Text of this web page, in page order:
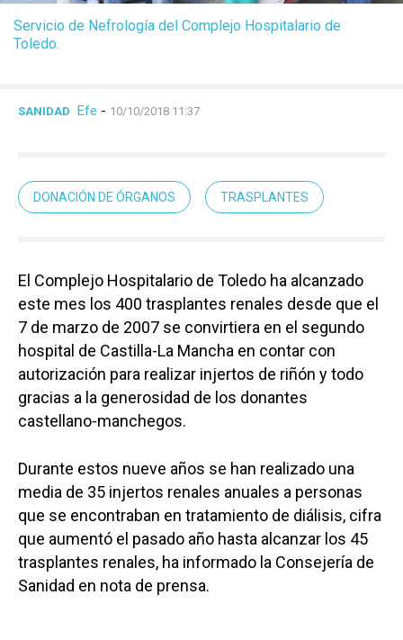
Servicio de Nefrología del Complejo Hospitalario de
Toledo.
SANIDAD Efe - 10/10/2018 11:37
DONACIÓN DE ÓRGANOS TRASPLANTES
El Complejo Hospitalario de Toledo ha alcanzado
este mes los 400 trasplantes renales desde que el
7 de marzo de 2007 se convirtiera en el segundo
hospital de Castilla-La Mancha en contar con
autorización para realizar injertos de riñón y todo
gracias a la generosidad de los donantes
castellano-manchegos.
Durante estos nueve años se han realizado una
media de 35 injertos renales anuales a personas
que se encontraban en tratamiento de diálisis, cifra
que aumentó el pasado año hasta alcanzar los 45
trasplantes renales, ha informado la Consejería de
Sanidad en nota de prensa.